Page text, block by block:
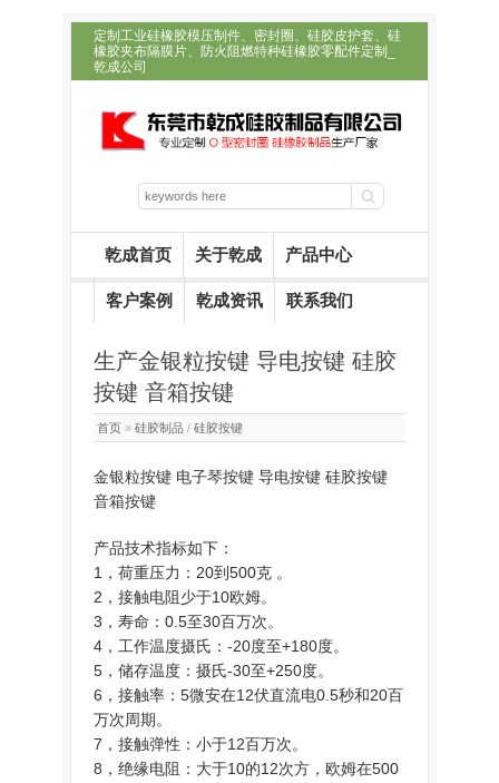
定制工业硅橡胶模压制件、密封圈、硅胶皮护套、硅
橡胶夹布隔膜片、防火阻燃特种硅橡胶零配件定制_
乾成公司
乾成首页 关于乾成 产品中心
客户案例 乾成资讯 联系我们
生产金银粒按键 导电按键 硅胶
按键 音箱按键
首页 » 硅胶制品 / 硅胶按键
金银粒按键 电子琴按键 导电按键 硅胶按键
音箱按键
产品技术指标如下：
1，荷重压力：20到500克 。
2，接触电阻少于10欧姆。
3，寿命：0.5至30百万次。
4，工作温度摄氏：-20度至+180度。
5，储存温度：摄氏-30至+250度。
6，接触率：5微安在12伏直流电0.5秒和20百
万次周期。
7，接触弹性：小于12百万次。
8，绝缘电阻：大于10的12次方，欧姆在500